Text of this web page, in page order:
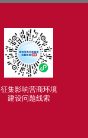
征集影响营商环境
建设问题线索